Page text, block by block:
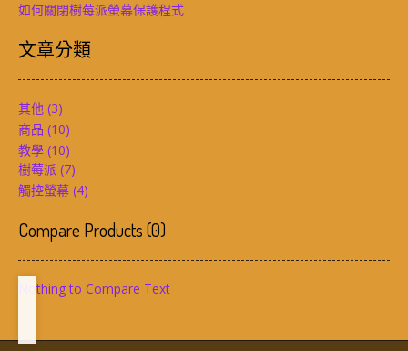
如何關閉樹莓派螢幕保護程式
文章分類
其他 (3)
商品 (10)
教學 (10)
樹莓派 (7)
觸控螢幕 (4)
Compare Products(0)
Nothing to Compare Text